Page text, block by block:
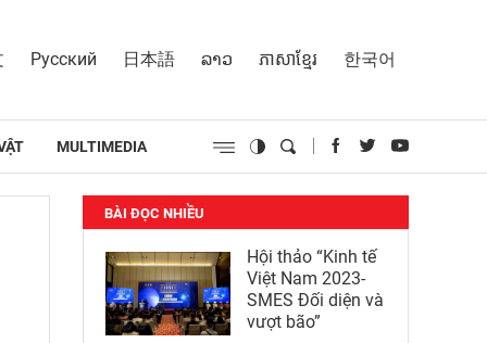
Русский 日本語 ລາວ ភាសាខ្មែរ 한국어
MULTIMEDIA
BÀI ĐỌC NHIỀU
Hội thảo “Kinh tế
Việt Nam 2023-
SMES Đối diện và
vượt bão”